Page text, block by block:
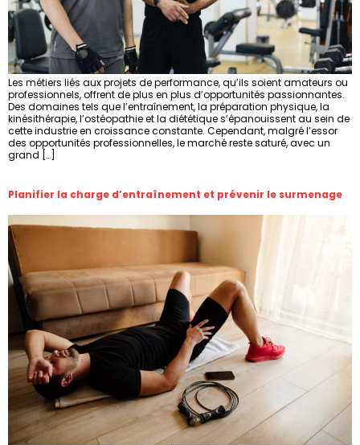
Les métiers liés aux projets de performance, qu’ils soient amateurs ou
professionnels, offrent de plus en plus d’opportunités passionnantes.
Des domaines tels que l’entraînement, la préparation physique, la
kinésithérapie, l’ostéopathie et la diététique s’épanouissent au sein de
cette industrie en croissance constante. Cependant, malgré l’essor
des opportunités professionnelles, le marché reste saturé, avec un
grand […]
Planifier la charge d’entraînement et prévenir le surmenage